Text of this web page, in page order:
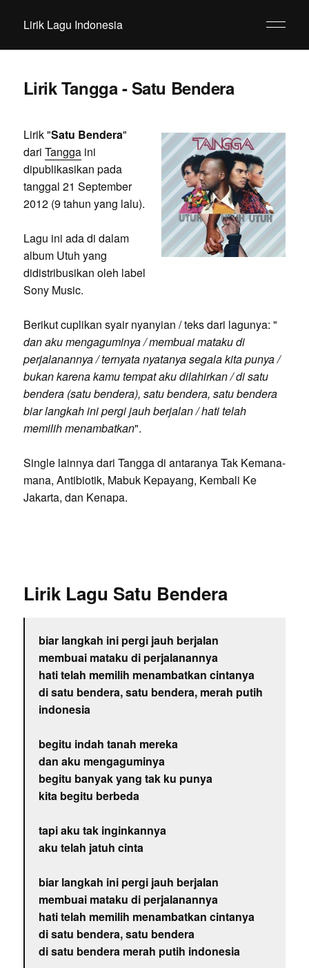
Lirik Lagu Indonesia
Lirik Tangga - Satu Bendera
Lirik "Satu Bendera"
dari Tanggaini
dipublikasikan pada
tanggal 21 September
2012 (9 tahun yang lalu).
Lagu ini ada di dalam
album Utuh yang
didistribusikan oleh label
Sony Music.
Berikut cuplikan syair nyanyian / teks dari lagunya: "
dan aku mengaguminya / membuai mataku di
perjalanannya / ternyata nyatanya segala kita punya /
bukan karena kamu tempat aku dilahirkan / di satu
bendera (satu bendera), satu bendera, satu bendera
biar langkah ini pergi jauh berjalan / hati telah
memilih menambatkan".
Single lainnya dari Tangga di antaranya Tak Kemana-
mana, Antibiotik, Mabuk Kepayang, Kembali Ke
Jakarta, dan Kenapa.
Lirik Lagu Satu Bendera
biar langkah ini pergi jauh berjalan
membuai mataku di perjalanannya
hati telah memilih menambatkan cintanya
di satu bendera, satu bendera, merah putih
indonesia
begitu indah tanah mereka
dan aku mengaguminya
begitu banyak yang tak ku punya
kita begitu berbeda
tapi aku tak inginkannya
aku telah jatuh cinta
biar langkah ini pergi jauh berjalan
membuai mataku di perjalanannya
hati telah memilih menambatkan cintanya
di satu bendera, satu bendera
di satu bendera merah putih indonesia